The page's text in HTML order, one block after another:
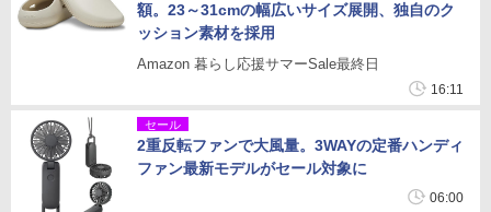
額。23～31cmの幅広いサイズ展開、独自のク
ッション素材を採用
Amazon 暮らし応援サマーSale最終日
16:11
セール
2重反転ファンで大風量。3WAYの定番ハンディ
ファン最新モデルがセール対象に
06:00